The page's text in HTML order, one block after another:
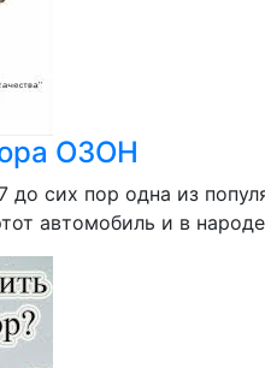
ОЗОН
до сих пор одна из
автомобиль и в